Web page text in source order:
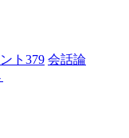
ト379 会話論